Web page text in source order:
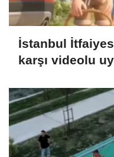
İstanbul
karşı videolu